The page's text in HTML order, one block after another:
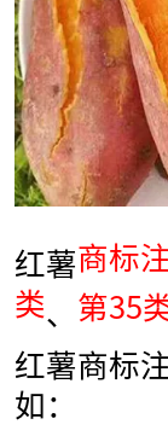
红薯商标
类、 第35
红薯商标
如：